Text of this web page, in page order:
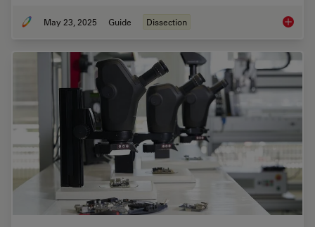
May 23, 2025 Guide Dissection